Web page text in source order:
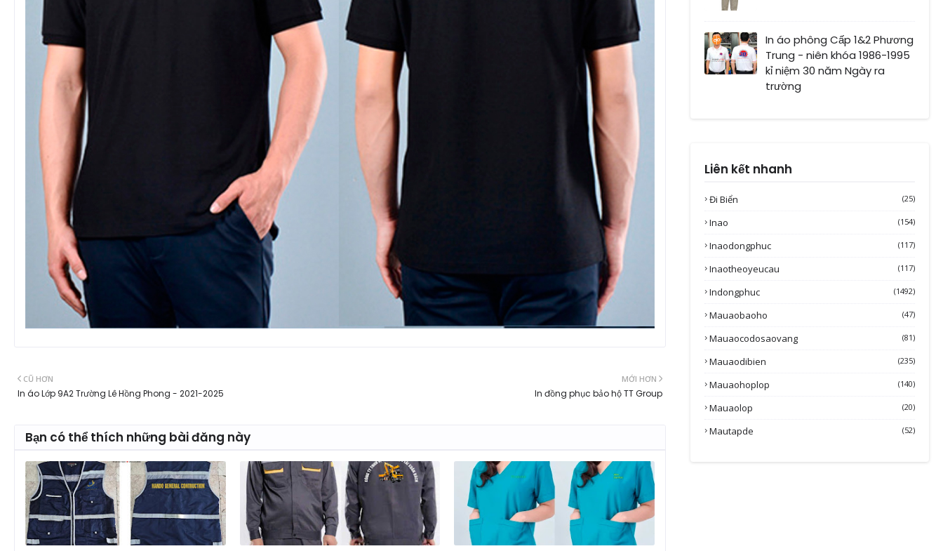
MỚI HƠN
In đồng phục bảo hộ TT Group
CŨ HƠN
In áo Lớp 9A2 Trường Lê Hồng Phong - 2021-2025
Bạn có thể thích những bài đăng này
In áo phông Cấp 1&2 Phương
Trung - niên khóa 1986-1995
kỉ niệm 30 năm Ngày ra
trường
Liên kết nhanh
Đi Biển (25)
Inao (154)
Inaodongphuc (117)
Inaotheoyeucau (117)
Indongphuc (1492)
Mauaobaoho (47)
Mauaocodosaovang (81)
Mauaodibien (235)
Mauaohoplop (140)
Mauaolop (20)
Mautapde (52)